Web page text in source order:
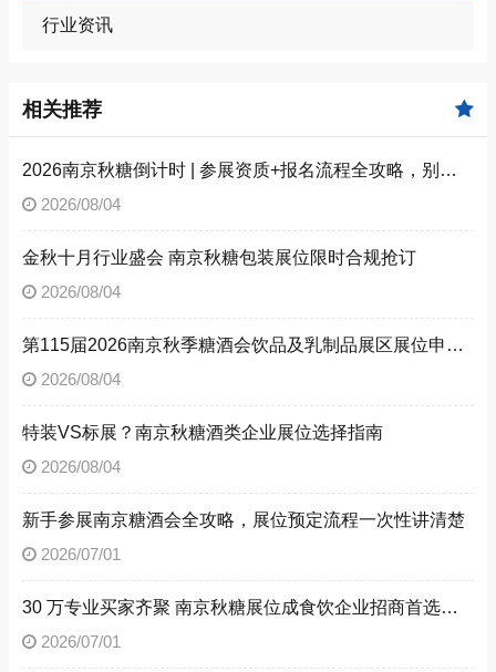
行业资讯
相关推荐
2026南京秋糖倒计时 | 参展资质+报名流程全攻略，别因手续不全错失良机（附材料清单）
2026/08/04
金秋十月行业盛会 南京秋糖包装展位限时合规抢订
2026/08/04
第115届2026南京秋季糖酒会饮品及乳制品展区展位申请技巧
2026/08/04
特装VS标展？南京秋糖酒类企业展位选择指南
2026/08/04
新手参展南京糖酒会全攻略，展位预定流程一次性讲清楚
2026/07/01
30 万专业买家齐聚 南京秋糖展位成食饮企业招商首选阵地
2026/07/01